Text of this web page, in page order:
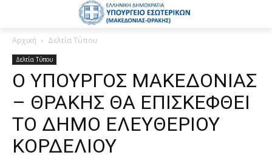
Αρχική Δελτία Τύπου
Δελτία Τύπου
Ο ΥΠΟΥΡΓΟΣ ΜΑΚΕΔΟΝΙΑΣ
– ΘΡΑΚΗΣ ΘΑ ΕΠΙΣΚΕΦΘΕΙ
ΤΟ ΔΗΜΟ ΕΛΕΥΘΕΡΙΟΥ
ΚΟΡΔΕΛΙΟΥ